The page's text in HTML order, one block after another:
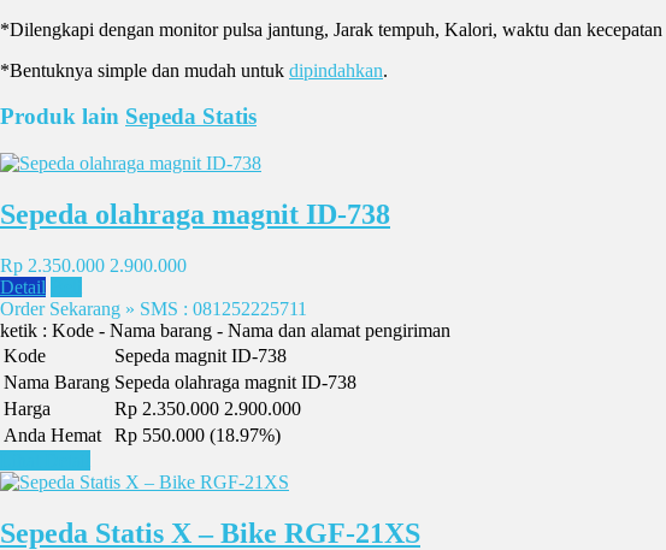
*Dilengkapi dengan monitor pulsa jantung, Jarak tempuh, Kalori, waktu dan kecepatan
*Bentuknya simple dan mudah untuk dipindahkan.
Produk lain Sepeda Statis
Sepeda olahraga magnit ID-738
Rp 2.350.000 2.900.000
Detail
Order Sekarang » SMS : 081252225711
ketik : Kode - Nama barang - Nama dan alamat pengiriman
Kode
Sepeda magnit ID-738
Nama Barang Sepeda olahraga magnit ID-738
Harga
Rp 2.350.000 2.900.000
Anda Hemat
Rp 550.000 (18.97%)
Sepeda Statis X – Bike RGF-21XS